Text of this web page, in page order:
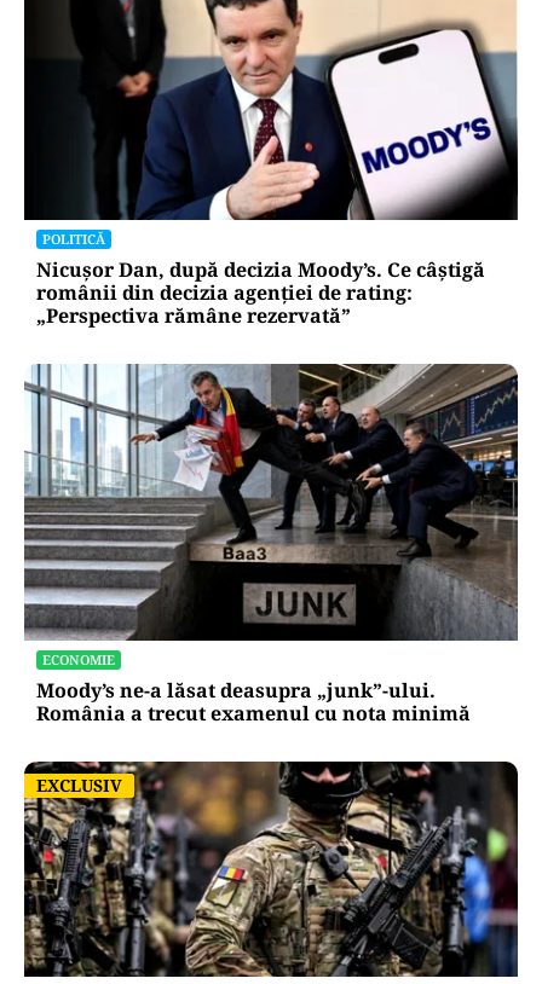
POLITICĂ
Nicușor Dan, după decizia Moody’s. Ce câștigă
românii din decizia agenției de rating:
„Perspectiva rămâne rezervată”
ECONOMIE
Moody’s ne-a lăsat deasupra „junk”-ului.
România a trecut examenul cu nota minimă
EXCLUSIV
EXCLUSIV